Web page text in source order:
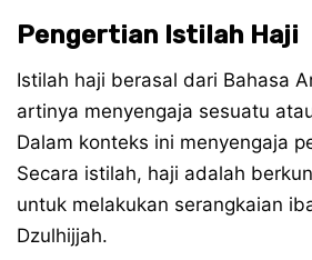
Pengertian Istilah Haji
Istilah haji berasal dari Bahasa
artinya menyengaja sesuatu
Dalam konteks ini menyengaja
Secara istilah, haji adalah
untuk melakukan serangkaian
Dzulhijjah.